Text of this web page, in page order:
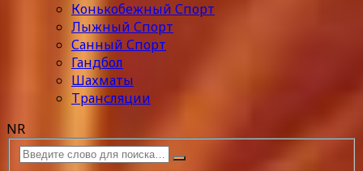
Конькобежный Спорт
Лыжный Спорт
Санный Спорт
Гандбол
Шахматы
Трансляции
NR